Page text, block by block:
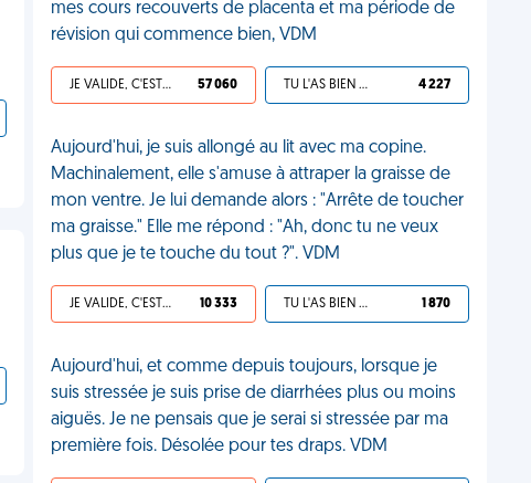
mes cours recouverts de placenta et ma période de
révision qui commence bien, VDM
JE VALIDE, C'EST UNE VDM 57 060 TU L'AS BIEN MÉRITÉ 4 227
Aujourd'hui, je suis allongé au lit avec ma copine.
Machinalement, elle s'amuse à attraper la graisse de
mon ventre. Je lui demande alors : "Arrête de toucher
ma graisse." Elle me répond : "Ah, donc tu ne veux
plus que je te touche du tout ?". VDM
JE VALIDE, C'EST UNE VDM 10 333 TU L'AS BIEN MÉRITÉ 1 870
Aujourd'hui, et comme depuis toujours, lorsque je
suis stressée je suis prise de diarrhées plus ou moins
aiguës. Je ne pensais que je serai si stressée par ma
première fois. Désolée pour tes draps. VDM